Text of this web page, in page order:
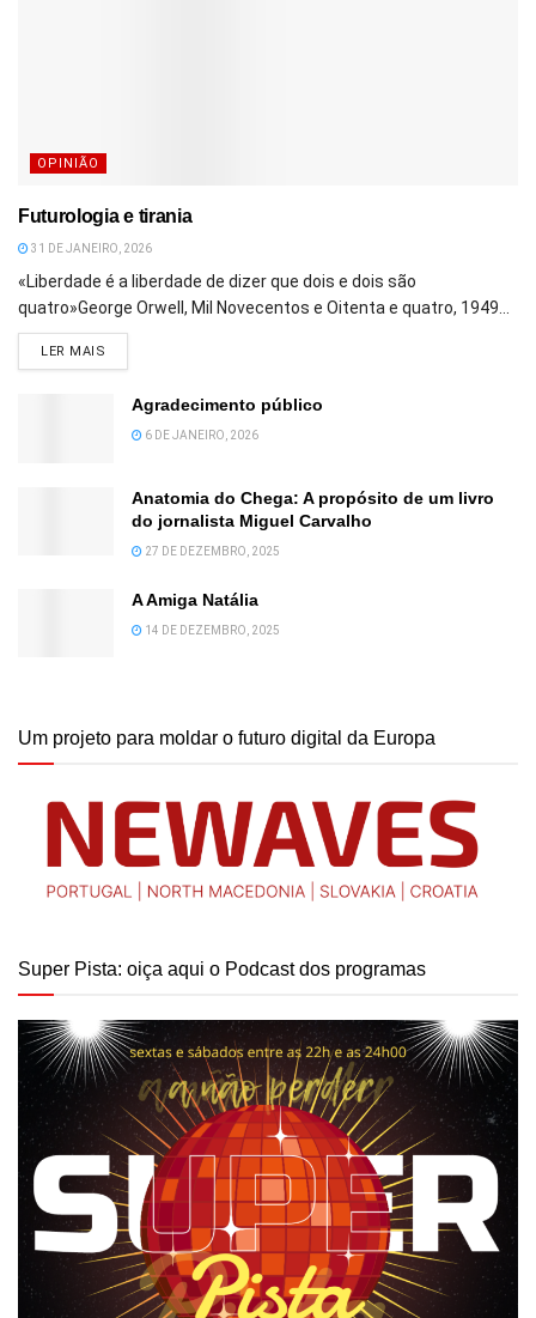
OPINIÃO
Futurologia e tirania
31 DE JANEIRO, 2026
«Liberdade é a liberdade de dizer que dois e dois são
quatro»George Orwell, Mil Novecentos e Oitenta e quatro, 1949...
LER MAIS
Agradecimento público
6 DE JANEIRO, 2026
Anatomia do Chega: A propósito de um livro
do jornalista Miguel Carvalho
27 DE DEZEMBRO, 2025
A Amiga Natália
14 DE DEZEMBRO, 2025
Um projeto para moldar o futuro digital da Europa
Super Pista: oiça aqui o Podcast dos programas